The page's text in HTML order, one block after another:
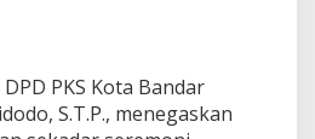
PKS Kota Bandar
S.T.P., menegaskan